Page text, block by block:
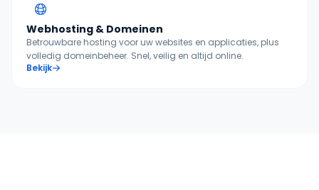
Webhosting & Domeinen
Betrouwbare hosting voor uw websites en applicaties, plus
volledig domeinbeheer. Snel, veilig en altijd online.
Bekijk